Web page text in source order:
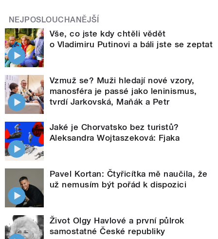
NEJPOSLOUCHANĚJŠÍ
Vše, co jste kdy chtěli vědět
o Vladimiru Putinovi a báli jste se zeptat
Vzmuž se? Muži hledají nové vzory,
manosféra je passé jako leninismus,
tvrdí Jarkovská, Maňák a Petr
Jaké je Chorvatsko bez turistů?
Aleksandra Wojtaszeková: Fjaka
Pavel Kortan: Čtyřicítka mě naučila, že
už nemusím být pořád k dispozici
Život Olgy Havlové a první půlrok
samostatné České republiky